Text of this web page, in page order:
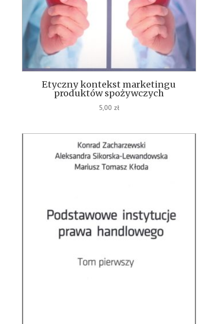
Etyczny kontekst marketingu
produktów spożywczych
5,00 zł